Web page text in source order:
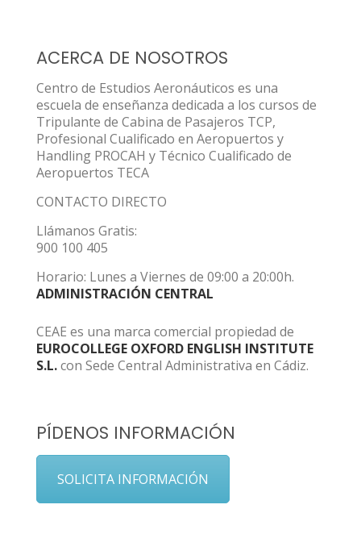
ACERCA DE NOSOTROS
Centro de Estudios Aeronáuticos es una
escuela de enseñanza dedicada a los cursos de
Tripulante de Cabina de Pasajeros TCP,
Profesional Cualificado en Aeropuertos y
Handling PROCAH y Técnico Cualificado de
Aeropuertos TECA
CONTACTO DIRECTO
Llámanos Gratis:
900 100 405
Horario: Lunes a Viernes de 09:00 a 20:00h.
ADMINISTRACIÓN CENTRAL
CEAE es una marca comercial propiedad de
EUROCOLLEGE OXFORD ENGLISH INSTITUTE
S.L.con Sede Central Administrativa en Cádiz.
PÍDENOS INFORMACIÓN
SOLICITA INFORMACIÓN